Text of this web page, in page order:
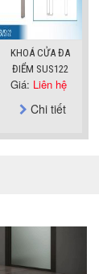
KHOÁ CỬA ĐA
ĐIỂM SUS122
Giá: Liên hệ
Chi tiết